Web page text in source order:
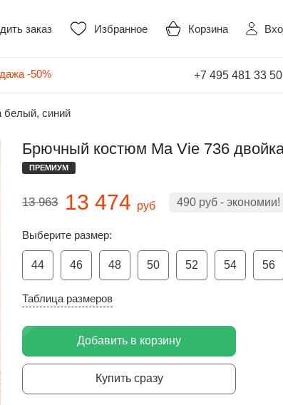
заказ Избранное Корзина
-50% +7 495 481 33 50
белый, синий
Брючный костюм Ma Vie 736
ПРЕМИУМ
13 963 13 474 руб 490 руб - экономии!
Выберите размер:
44 46 48 50 52 54 56
Таблица размеров
Добавить в корзину
Купить сразу